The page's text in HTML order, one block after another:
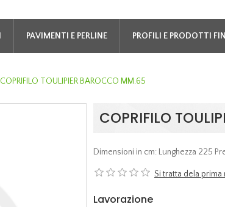
PAVIMENTI E PERLINE PROFILI E PRODOTTI
COPRIFILO TOULIPIER BAROCCO MM.65
COPRIFILO
Dimensioni in cm: Lunghezza 225
Si tratta dela
Lavorazione